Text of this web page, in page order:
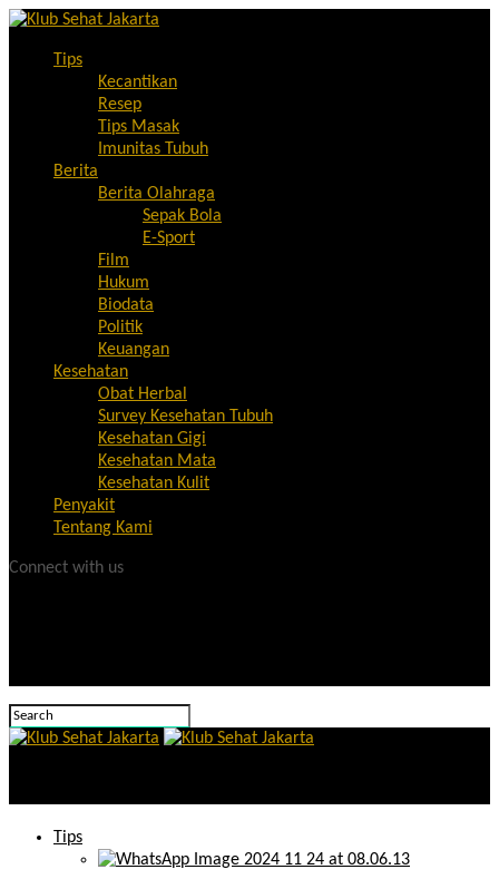
Tips
Kecantikan
Resep
Tips Masak
Imunitas Tubuh
Berita
Berita Olahraga
Sepak Bola
E-Sport
Film
Hukum
Biodata
Politik
Keuangan
Kesehatan
Obat Herbal
Survey Kesehatan Tubuh
Kesehatan Gigi
Kesehatan Mata
Kesehatan Kulit
Penyakit
Tentang Kami
Connect with us
Tips